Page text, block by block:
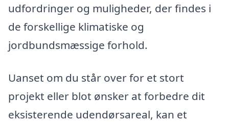
udfordringer og muligheder, der findes i
de forskellige klimatiske og
jordbundsmæssige forhold.
Uanset om du står over for et stort
projekt eller blot ønsker at forbedre dit
eksisterende udendørsareal, kan et